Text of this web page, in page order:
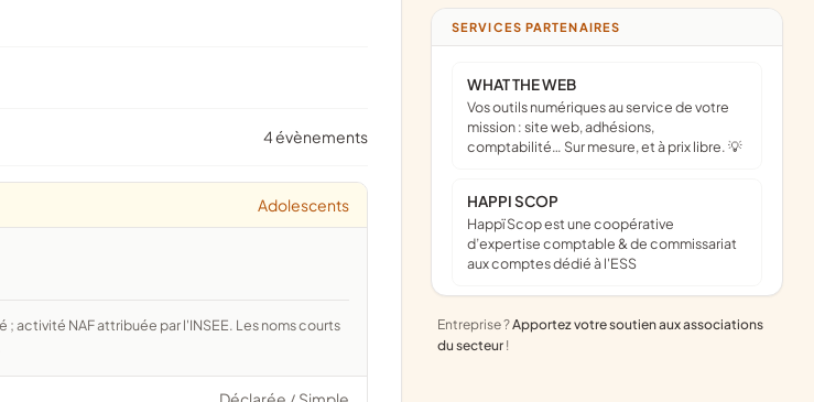
4 évènements
Adolescents
SERVICES PARTENAIRES
WHAT THE WEB
Vos outils numériques au service de votre
mission : site web, adhésions,
comptabilité… Sur mesure, et à prix libre. 💡
HAPPI SCOP
Happï Scop est une coopérative
d’expertise comptable & de commissariat
aux comptes dédié à l'ESS
Entreprise ?Apportez votre soutien aux associations
du secteur !